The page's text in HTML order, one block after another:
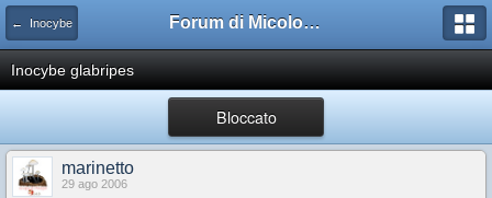
← Inocybe Forum di Micologia AMB Gruppo di Muggia e del Carso
Inocybe glabripes
Bloccato
marinetto
29 ago 2006